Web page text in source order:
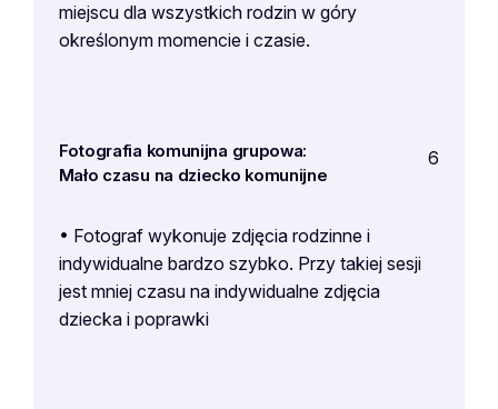
miejscu dla wszystkich rodzin w góry
określonym momencie i czasie.
Fotografia komunijna grupowa:
Mało czasu na dziecko komunijne
6
• Fotograf wykonuje zdjęcia rodzinne i
indywidualne bardzo szybko. Przy takiej sesji
jest mniej czasu na indywidualne zdjęcia
dziecka i poprawki